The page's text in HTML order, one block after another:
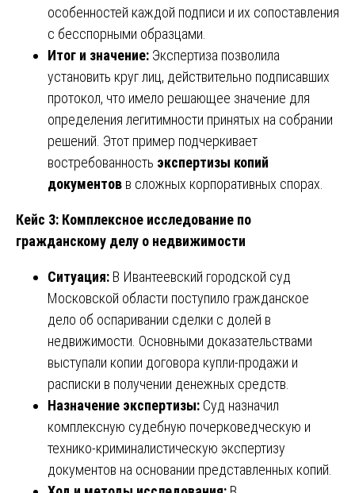
особенностей каждой подписи и их сопоставления
с бесспорными образцами.
Итог и значение: Экспертиза позволила
установить круг лиц, действительно подписавших
протокол, что имело решающее значение для
определения легитимности принятых на собрании
решений. Этот пример подчеркивает
востребованность экспертизы копий
документов в сложных корпоративных спорах.
Кейс 3: Комплексное исследование по
гражданскому делу о недвижимости
Ситуация: В Ивантеевский городской суд
Московской области поступило гражданское
дело об оспаривании сделки с долей в
недвижимости. Основными доказательствами
выступали копии договора купли-продажи и
расписки в получении денежных средств.
Назначение экспертизы: Суд назначил
комплексную судебную почерковедческую и
технико-криминалистическую экспертизу
документов на основании представленных копий.